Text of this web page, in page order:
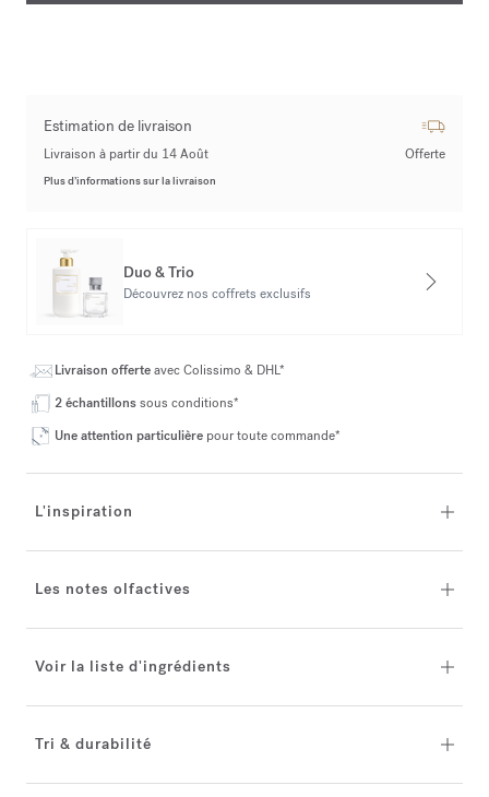
Estimation de livraison
Livraison à partir du 14 Août Offerte
Plus d’informations sur la livraison
Duo & Trio
Découvrez nos coffrets exclusifs
Livraison offerteavec Colissimo & DHL*
2 échantillonssous conditions*
Une attention particulière pour toute commande*
L'inspiration
Les notes olfactives
Voir la liste d'ingrédients
Tri & durabilité